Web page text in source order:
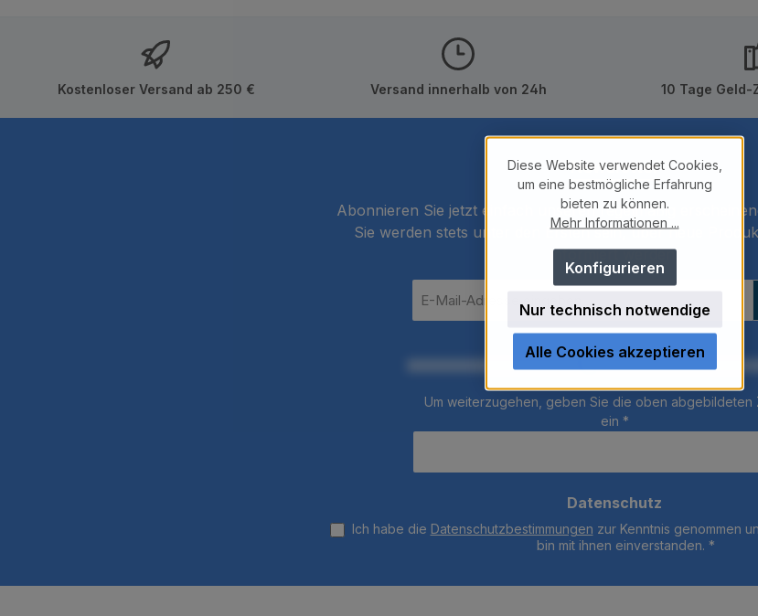
Kostenloser Versand ab 250 € Versand innerhalb von 24h 10 Tage
Newsletter
Abonnieren Sie jetzt einfach unseren regelmäßig
Sie werden stets unter den Ersten sein, über neue
informiert werden.
Mail-
Loading...
Um weiterzugehen, geben Sie die oben abgebildeten
ein *
Datenschutz
Ich habe die Datenschutzbestimmungen zur Kenntnis genommen
bin mit ihnen einverstanden. *
Diese Website verwendet Cookies,
um eine bestmögliche Erfahrung
bieten zu können.
Mehr Informationen ...
Nur technisch notwendige
Konfigurieren
Alle Cookies akzeptieren